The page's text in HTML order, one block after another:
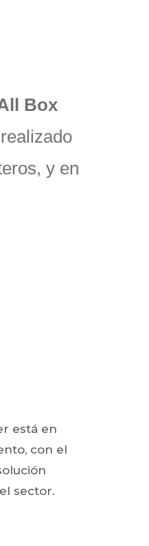
Box
y en
está en
con el
sector.